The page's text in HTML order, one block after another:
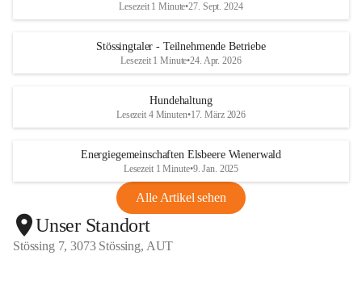
Lesezeit 1 Minute•27. Sept. 2024
Stössingtaler - Teilnehmende Betriebe
Lesezeit 1 Minute•24. Apr. 2026
Hundehaltung
Lesezeit 4 Minuten•17. März 2026
Energiegemeinschaften Elsbeere Wienerwald
Lesezeit 1 Minute•9. Jan. 2025
Alle Artikel sehen
Unser Standort
Stössing 7, 3073 Stössing, AUT